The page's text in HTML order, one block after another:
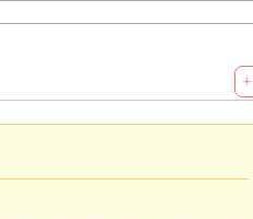
＋